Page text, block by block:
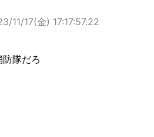
11/17(金) 17:17:57.22
隊だろ